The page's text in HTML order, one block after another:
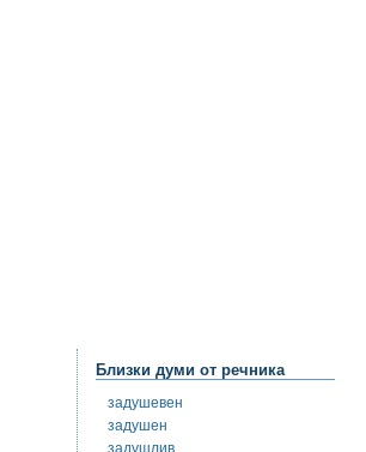
Близки думи от речника
задушевен
задушен